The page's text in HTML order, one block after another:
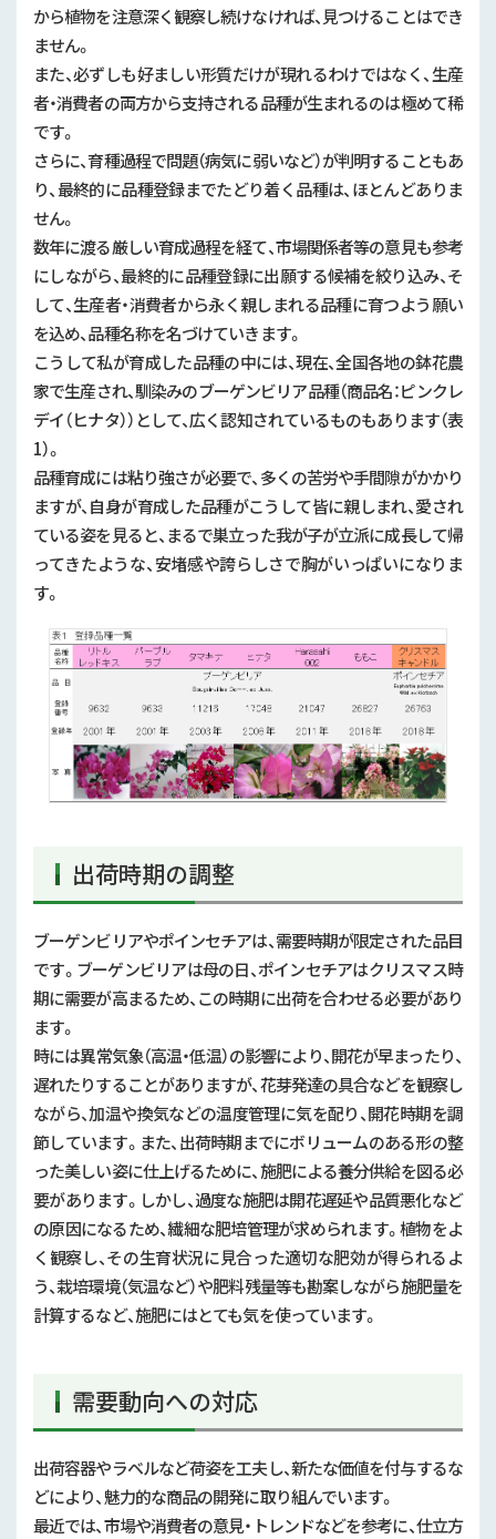
から植物を注意深く観察し続けなければ、見つけることはでき
ません。
また、必ずしも好ましい形質だけが現れるわけではなく、生産
者・消費者の両方から支持される品種が生まれるのは極めて稀
です。
さらに、育種過程で問題（病気に弱いなど）が判明することもあ
り、最終的に品種登録までたどり着く品種は、ほとんどありま
せん。
数年に渡る厳しい育成過程を経て、市場関係者等の意見も参考
にしながら、最終的に品種登録に出願する候補を絞り込み、そ
して、生産者・消費者から永く親しまれる品種に育つよう願い
を込め、品種名称を名づけていきます。
こうして私が育成した品種の中には、現在、全国各地の鉢花農
家で生産され、馴染みのブーゲンビリア品種（商品名：ピンクレ
デイ（ヒナタ））として、広く認知されているものもあります（表
1）。
品種育成には粘り強さが必要で、多くの苦労や手間隙がかかり
ますが、自身が育成した品種がこうして皆に親しまれ、愛され
ている姿を見ると、まるで巣立った我が子が立派に成長して帰
ってきたような、安堵感や誇らしさで胸がいっぱいになりま
す。
出荷時期の調整
ブーゲンビリアやポインセチアは、需要時期が限定された品目
です。ブーゲンビリアは母の日、ポインセチアはクリスマス時
期に需要が高まるため、この時期に出荷を合わせる必要があり
ます。
時には異常気象（高温・低温）の影響により、開花が早まったり、
遅れたりすることがありますが、花芽発達の具合などを観察し
ながら、加温や換気などの温度管理に気を配り、開花時期を調
節しています。また、出荷時期までにボリュームのある形の整
った美しい姿に仕上げるために、施肥による養分供給を図る必
要があります。しかし、過度な施肥は開花遅延や品質悪化など
の原因になるため、繊細な肥培管理が求められます。植物をよ
く観察し、その生育状況に見合った適切な肥効が得られるよ
う、栽培環境（気温など）や肥料残量等も勘案しながら施肥量を
計算するなど、施肥にはとても気を使っています。
需要動向への対応
出荷容器やラベルなど荷姿を工夫し、新たな価値を付与するな
どにより、魅力的な商品の開発に取り組んでいます。
最近では、市場や消費者の意見・トレンドなどを参考に、仕立方